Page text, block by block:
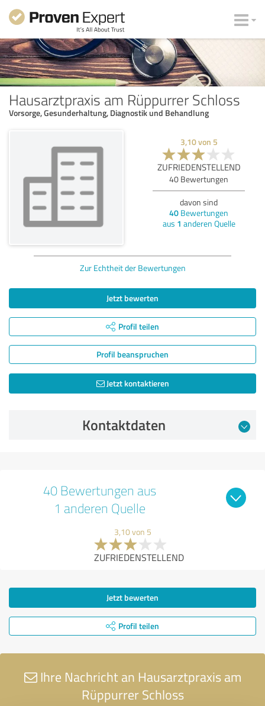
Hausarztpraxis am Rüppurrer Schloss
Vorsorge, Gesunderhaltung, Diagnostik und Behandlung
3,10von 5
ZUFRIEDENSTELLEND
40 Bewertungen
davon sind
40 Bewertungen
aus 1 anderen Quelle
Zur Echtheit der Bewertungen
Jetzt bewerten
Profil teilen
Profil beanspruchen
Jetzt kontaktieren
Kontaktdaten
40 Bewertungen aus
1 anderen Quelle
3,10 von 5
ZUFRIEDENSTELLEND
Jetzt bewerten
Profil teilen
Ihre Nachricht an Hausarztpraxis am
Rüppurrer Schloss